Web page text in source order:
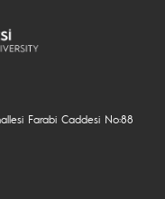
Farabi Caddesi No:88